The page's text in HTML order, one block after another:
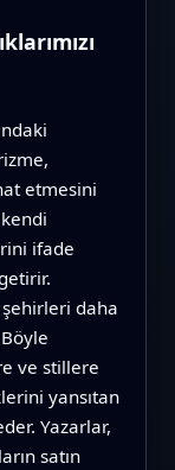
etmesini
ifade
daha
ve stillere
yansıtan
Yazarlar,
satın